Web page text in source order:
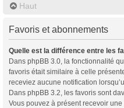
Haut
Favoris et abonnements
Quelle est la différence entre les
Dans phpBB 3.0, la fonctionnalité
favoris était similaire à celle
receviez aucune notification
Dans phpBB 3.2, les favoris sont
Vous pouvez à présent recevoir